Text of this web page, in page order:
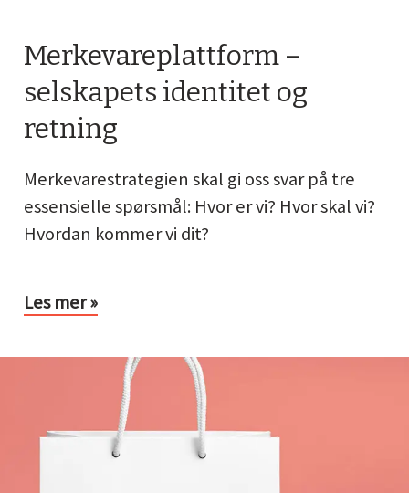
Merkevareplattform –
selskapets identitet og
retning
Merkevarestrategien skal gi oss svar på tre
essensielle spørsmål: Hvor er vi? Hvor skal vi?
Hvordan kommer vi dit?
Les mer »